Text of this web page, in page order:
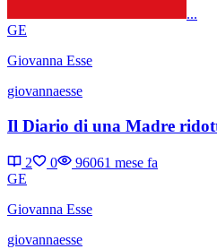
...
GE
Giovanna Esse
giovannaesse
Il Diario di una Madre
2 0 96061 mese fa
GE
Giovanna Esse
giovannaesse